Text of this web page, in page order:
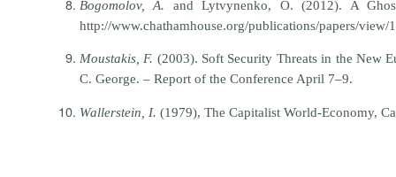
Bogomolov, A. and Lytvynenko, O. (2012). A
http://www.chathamhouse.org/publications/papers/view/
Moustakis, F. (2003). Soft Security Threats in the New
C. George. – Report of the Conference April 7–9.
Wallerstein, I. (1979), The Capitalist World-Economy,